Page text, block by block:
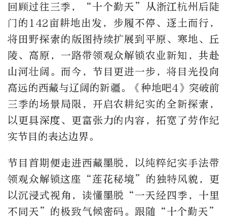
回顾过往三季，“十个勤天”从浙江杭州后陡
门的142亩耕地出发，步履不停、逐土而行，
将田野探索的版图持续扩展到平原、寒地、丘
陵、高原，一路带领观众解锁农业新知，共赴
山河壮阔。而今，节目更进一步，将目光投向
高远的西藏与辽阔的新疆。《种地吧4》突破前
三季的场景局限，开启农耕纪实的全新探索，
以更具深度、更富张力的内容，拓宽了劳作纪
实节目的表达边界。
节目首期便走进西藏墨脱，以纯粹纪实手法带
领观众解锁这座“莲花秘境”的独特风貌，更
以沉浸式视角，读懂墨脱“一天经四季，十里
不同天”的极致气候密码。跟随“十个勤天”